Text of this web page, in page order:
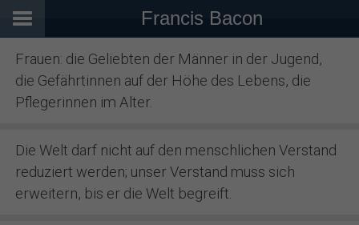
Francis Bacon
Frauen: die Geliebten der Männer in der Jugend,
die Gefährtinnen auf der Höhe des Lebens, die
Pflegerinnen im Alter.
Die Welt darf nicht auf den menschlichen Verstand
reduziert werden; unser Verstand muss sich
erweitern, bis er die Welt begreift.